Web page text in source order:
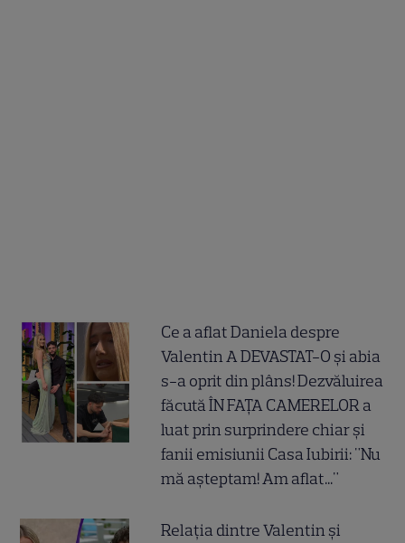
Ce a aflat Daniela despre
Valentin A DEVASTAT-O și abia
s-a oprit din plâns! Dezvăluirea
făcută ÎN FAȚA CAMERELOR a
luat prin surprindere chiar și
fanii emisiunii Casa Iubirii: "Nu
mă așteptam! Am aflat..."
Relația dintre Valentin și